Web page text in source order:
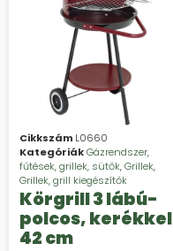
Cikkszám L0660
KategóriákGázrendszer,
fűtések, grillek, sütők,Grillek,
Grillek, grill kiegészítők
Körgrill 3 lábú-
polcos, kerékkel
42 cm